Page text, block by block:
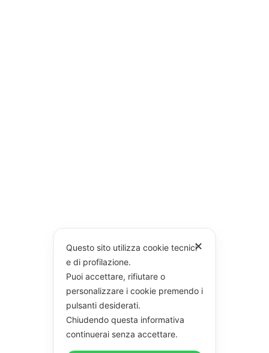
✕
Questo sito utilizza cookie tecnici
e di profilazione.
Puoi accettare, rifiutare o
personalizzare i cookie premendo i
pulsanti desiderati.
Chiudendo questa informativa
continuerai senza accettare.